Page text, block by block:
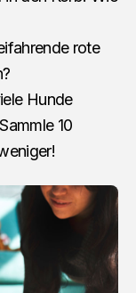
rote
Hunde
10